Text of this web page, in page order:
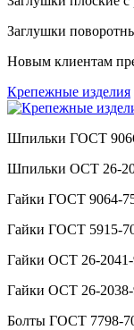
Заглушки
Новым клиентам
Крепежные изделия
Шпильки ГОСТ
Шпильки ОСТ 26-
Гайки ГОСТ 9064-
Гайки ГОСТ 5915-
Гайки ОСТ 26-
Гайки ОСТ 26-2038-
Болты ГОСТ 7798-